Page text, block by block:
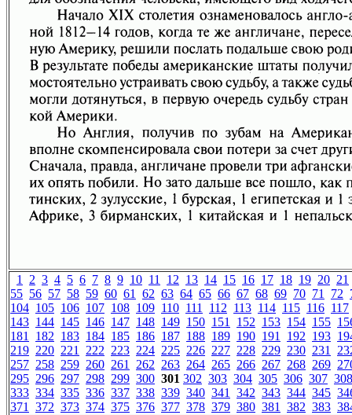
1 2 3 4 5 6 7 8 9 10 11 12 13 14 15 16 17 18 19 20 21
55 56 57 58 59 60 61 62 63 64 65 66 67 68 69 70 71 72
104 105 106 107 108 109 110 111 112 113 114 115 116 117
143 144 145 146 147 148 149 150 151 152 153 154 155
181 182 183 184 185 186 187 188 189 190 191 192 193
219 220 221 222 223 224 225 226 227 228 229 230 231
257 258 259 260 261 262 263 264 265 266 267 268 269
295 296 297 298 299 300 301 302 303 304 305 306 307 308
333 334 335 336 337 338 339 340 341 342 343 344 345
371 372 373 374 375 376 377 378 379 380 381 382 383